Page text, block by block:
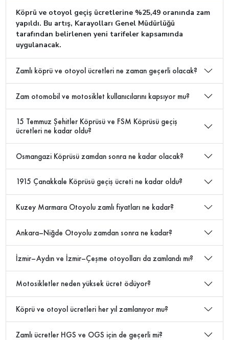
Köprü ve otoyol geçiş ücretlerine %25,49 oranında zam
yapıldı. Bu artış, Karayolları Genel Müdürlüğü
tarafından belirlenen yeni tarifeler kapsamında
uygulanacak.
Zamlı köprü ve otoyol ücretleri ne zaman geçerli olacak?
Zam otomobil ve motosiklet kullanıcılarını kapsıyor mu?
15 Temmuz Şehitler Köprüsü ve FSM Köprüsü geçiş
ücretleri ne kadar oldu?
Osmangazi Köprüsü zamdan sonra ne kadar olacak?
1915 Çanakkale Köprüsü geçiş ücreti ne kadar oldu?
Kuzey Marmara Otoyolu zamlı fiyatları ne kadar?
Ankara–Niğde Otoyolu zamdan sonra ne kadar?
İzmir–Aydın ve İzmir–Çeşme otoyolları da zamlandı mı?
Motosikletler neden yüksek ücret ödüyor?
Köprü ve otoyol ücretleri her yıl zamlanıyor mu?
Zamlı ücretler HGS ve OGS için de geçerli mi?